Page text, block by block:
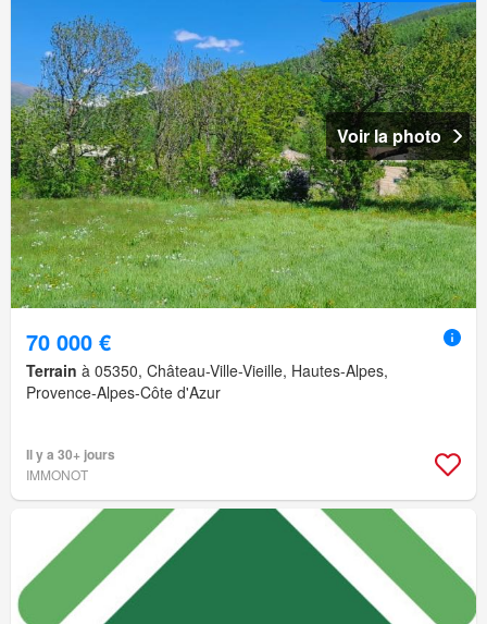
Voir la photo
70 000 €
Terrain à 05350, Château-Ville-Vieille, Hautes-Alpes,
Provence-Alpes-Côte d'Azur
Il y a 30+ jours
IMMONOT